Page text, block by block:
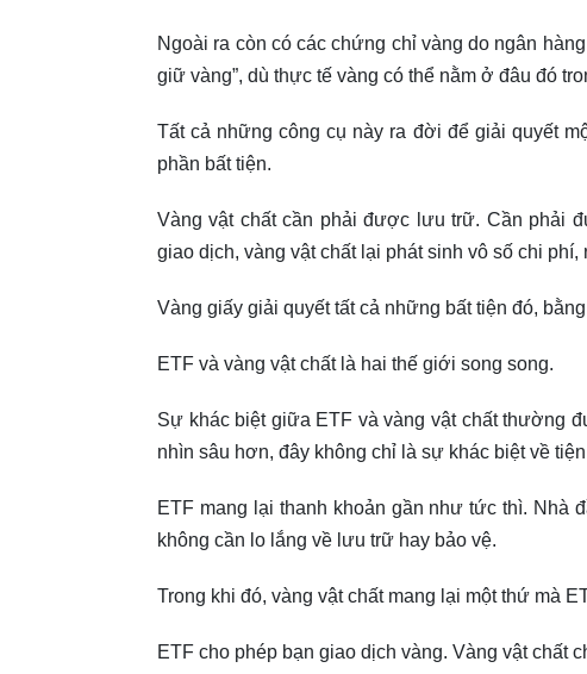
Ngoài ra còn có các chứng chỉ vàng do ngân
giữ vàng”, dù thực tế vàng có thể nằm ở đâu đó
Tất cả những công cụ này ra đời để giải quyết
phần bất tiện.
Vàng vật chất cần phải được lưu trữ. Cần phải
giao dịch, vàng vật chất lại phát sinh vô số chi phí,
Vàng giấy giải quyết tất cả những bất tiện đó,
ETF và vàng vật chất là hai thế giới song song.
Sự khác biệt giữa ETF và vàng vật chất thường
nhìn sâu hơn, đây không chỉ là sự khác biệt về
ETF mang lại thanh khoản gần như tức thì. Nhà
không cần lo lắng về lưu trữ hay bảo vệ.
Trong khi đó, vàng vật chất mang lại một thứ mà
ETF cho phép bạn giao dịch vàng. Vàng vật chất